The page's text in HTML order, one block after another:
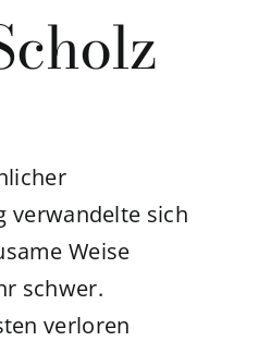
verwandelte sich
Weise
schwer.
verloren